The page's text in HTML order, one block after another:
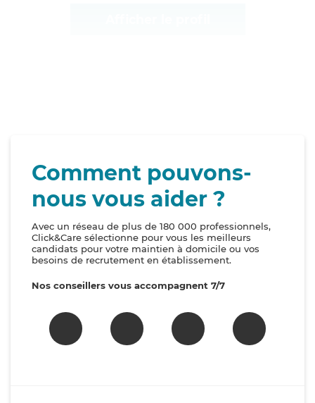
Comment pouvons-
nous vous aider ?
Avec un réseau de plus de 180 000 professionnels,
Click&Care sélectionne pour vous les meilleurs
candidats pour votre maintien à domicile ou vos
besoins de recrutement en établissement.
Nos conseillers vous accompagnent 7/7